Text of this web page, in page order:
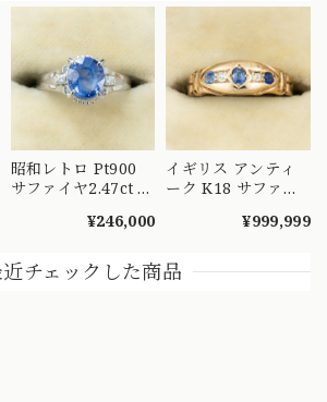
昭和レトロ Pt900
サファイヤ2.47ct ダ
プラチナ 腰高 日本
OKR00228
¥246,000
イギリス アンティ
ーク K18 サファイ
ング 1900年 チェス
ティング エドワー
ディアン DR00721
¥999,999
チェックした商品